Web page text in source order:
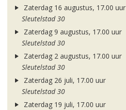
Zaterdag 16 augustus, 17.00 uur
Sleutelstad 30
Zaterdag 9 augustus, 17.00 uur
Sleutelstad 30
Zaterdag 2 augustus, 17.00 uur
Sleutelstad 30
Zaterdag 26 juli, 17.00 uur
Sleutelstad 30
Zaterdag 19 juli, 17.00 uur